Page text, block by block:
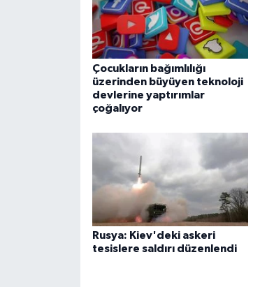
Çocukların bağımlılığı
üzerinden büyüyen teknoloji
devlerine yaptırımlar
çoğalıyor
Rusya: Kiev'deki askeri
tesislere saldırı düzenlendi